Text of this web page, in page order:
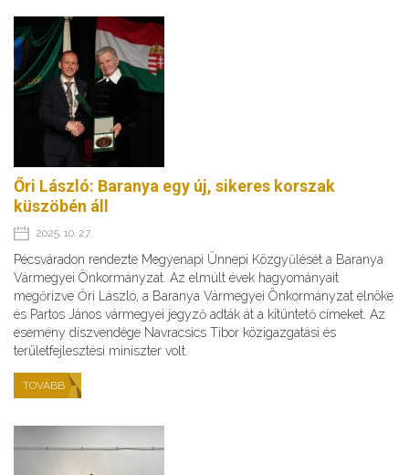
Őri László: Baranya egy új, sikeres korszak
küszöbén áll
2025. 10. 27.
Pécsváradon rendezte Megyenapi Ünnepi Közgyűlését a Baranya
Vármegyei Önkormányzat. Az elmúlt évek hagyományait
megőrizve Őri László, a Baranya Vármegyei Önkormányzat elnöke
és Partos János vármegyei jegyző adták át a kitüntető címeket. Az
esemény díszvendége Navracsics Tibor közigazgatási és
területfejlesztési miniszter volt.
TOVÁBB